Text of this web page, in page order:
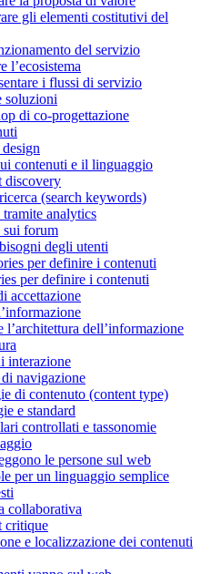
gli elementi costitutivi del
del servizio
l’ecosistema
i flussi di servizio
soluzioni
di co-progettazione
contenuti e il linguaggio
discovery
(search keywords)
analytics
sui forum
degli utenti
per definire i contenuti
per definire i contenuti
accettazione
dell’informazione
interazione
navigazione
di contenuto (content type)
e standard
controllati e tassonomie
le persone sul web
per un linguaggio semplice
collaborativa
critique
e localizzazione dei contenuti